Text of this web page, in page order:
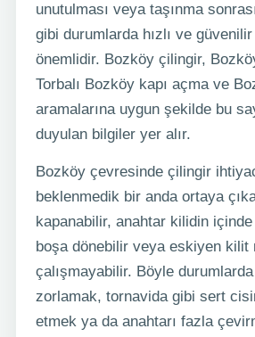
unutulması veya taşınma
gibi durumlarda hızlı ve
önemlidir. Bozköy çilingir,
Torbalı Bozköy kapı açma ve
aramalarına uygun şekilde bu
duyulan bilgiler yer alır.
Bozköy çevresinde çilingir
beklenmedik bir anda ortaya
kapanabilir, anahtar kilidin içinde
boşa dönebilir veya eskiyen kilit
çalışmayabilir. Böyle durumlarda
zorlamak, tornavida gibi sert
etmek ya da anahtarı fazla